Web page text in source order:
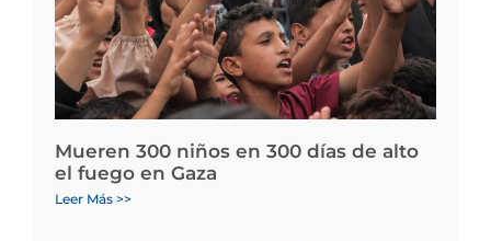
Mueren 300 niños en 300 días de alto
el fuego en Gaza
Leer Más >>